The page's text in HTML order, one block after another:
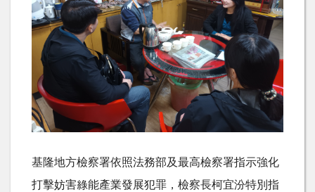
基隆地方檢察署依照法務部及最高檢察署指示強化
打擊妨害綠能產業發展犯罪，檢察長柯宜汾特別指